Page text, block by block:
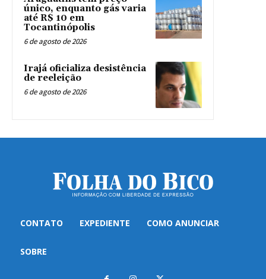
único, enquanto gás varia
até R$ 10 em
Tocantinópolis
6 de agosto de 2026
Irajá oficializa desistência
de reeleição
6 de agosto de 2026
CONTATO EXPEDIENTE COMO ANUNCIAR
SOBRE